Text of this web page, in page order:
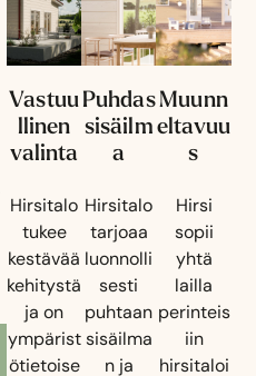
Vastuu
llinen
valinta
Hirsitalo
tukee
kestävää
kehitystä
ja on
ympärist
ötietoise
Puhdas
sisäilm
a
Hirsitalo
tarjoaa
luonnolli
sesti
puhtaan
sisäilma
n ja
Muunn
eltavuu
s
Hirsi
sopii
yhtä
lailla
perinteis
iin
hirsitaloi